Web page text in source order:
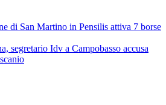
di San Martino in Pensilis attiva 7 borse
segretario Idv a Campobasso accusa